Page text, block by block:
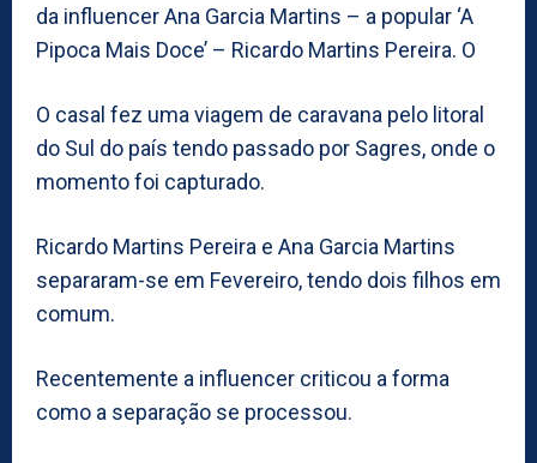
da influencer Ana Garcia Martins – a popular ‘A
Pipoca Mais Doce’ – Ricardo Martins Pereira. O
O casal fez uma viagem de caravana pelo litoral
do Sul do país tendo passado por Sagres, onde o
momento foi capturado.
Ricardo Martins Pereira e Ana Garcia Martins
separaram-se em Fevereiro, tendo dois filhos em
comum.
Recentemente a influencer criticou a forma
como a separação se processou.